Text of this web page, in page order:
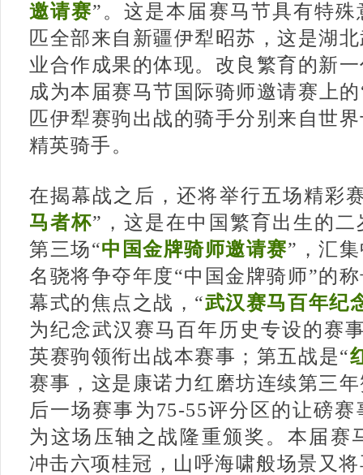
邀请赛”。这是本届赛马节具有特
匹全部来自新疆伊犁昭苏，这是湖
业合作成果的体现。改良繁育的新
成为本届赛马节国际骑师邀请赛上
匹伊犁赛驹出战的骑手分别来自世
精英骑手。
在揭幕战之后，还将举行五场精彩
马者杯”，这是在中国繁育出生的
第三场“中国金牌骑师邀请赛”，汇
名骁将争夺年度“中国金牌骑师”的
幕式的焦点之战，“武汉赛马百年纪
为纪念武汉赛马百年历史专设的赛
英赛驹领衔出战本赛事；第五战是“
赛事，这是康诺力红磨坊连续第三
后一场赛事为75-55评分区的让磅
为这场压轴之战隆重颁奖。本届赛
冲击六项桂冠，山呼海啸般场景又